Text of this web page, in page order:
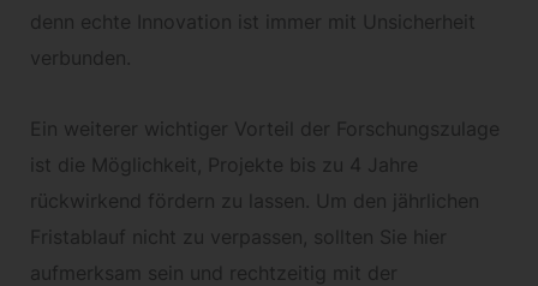
denn echte Innovation ist immer mit Unsicherheit
verbunden.
Ein weiterer wichtiger Vorteil der Forschungszulage
ist die Möglichkeit, Projekte bis zu 4 Jahre
rückwirkend fördern zu lassen. Um den jährlichen
Fristablauf nicht zu verpassen, sollten Sie hier
aufmerksam sein und rechtzeitig mit der